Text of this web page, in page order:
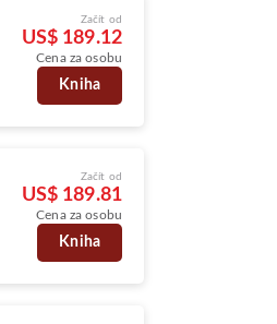
Začít od
US$ 189.12
Cena za osobu
Kniha
Začít od
US$ 189.81
Cena za osobu
Kniha